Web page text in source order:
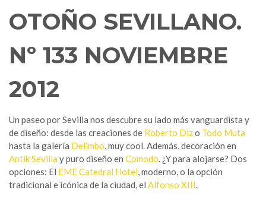
OTOÑO SEVILLANO.
Nº 133 NOVIEMBRE
2012
Un paseo por Sevilla nos descubre su lado más vanguardista y
de diseño: desde las creaciones de Roberto Dizo Todo Muta
hasta la galería Delimbo, muy cool. Además, decoración en
Antik Sevillay puro diseño en Comodo. ¿Y para alojarse? Dos
opciones: El EME Catedral Hotel, moderno, o la opción
tradicional e icónica de la ciudad, el Alfonso XIII.